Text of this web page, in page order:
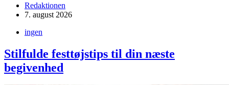
Redaktionen
7. august 2026
ingen
Stilfulde festtøjstips til din næste
begivenhed